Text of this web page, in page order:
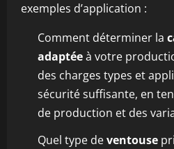
exemples d’application :
Comment déterminer la
adaptéeà votre
des charges types et
sécurité suffisante, en
de production et des
Quel type deventouse